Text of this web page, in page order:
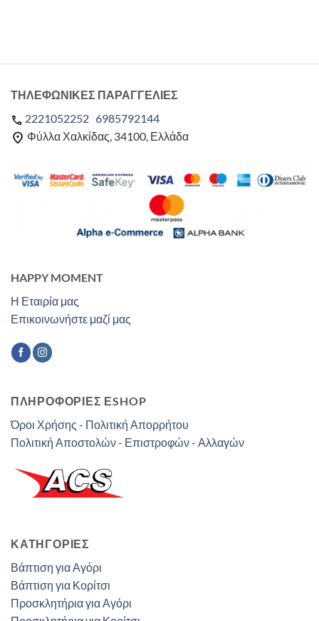
HAPPY MOMENT
Η Εταιρία μας
Επικοινωνήστε μαζί μας
ΠΛΗΡΟΦΟΡΙΕΣ ΕSHOP
Όροι Χρήσης - Πολιτική Απορρήτου
Πολιτική Αποστολών - Επιστροφών - Αλλαγών
ΤΗΛΕΦΩΝΙΚΕΣ ΠΑΡΑΓΓΕΛΙΕΣ
2221052252 6985792144
Φύλλα Χαλκίδας, 34100, Ελλάδα
ΚΑΤΗΓΟΡΊΕΣ
Βάπτιση για Αγόρι
Βάπτιση για Κορίτσι
Προσκλητήρια για Αγόρι